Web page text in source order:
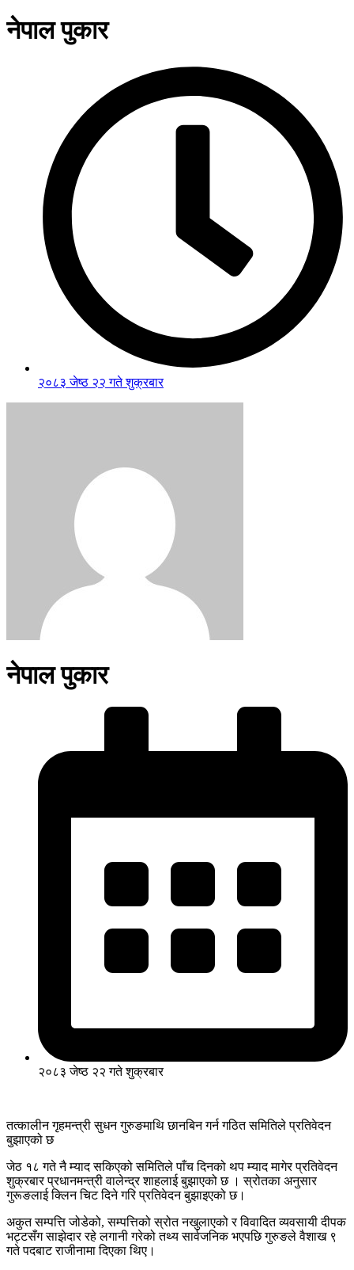
नेपाल पुकार
२०८३ जेष्ठ २२ गते शुक्रबार
नेपाल पुकार
२०८३ जेष्ठ २२ गते शुक्रबार
तत्कालीन गृहमन्त्री सुधन गुरुङमाथि छानबिन गर्न गठित समितिले प्रतिवेदन
बुझाएको छ
जेठ १८ गते नै म्याद सकिएको समितिले पाँच दिनको थप म्याद मागेर प्रतिवेदन
शुक्रबार प्रधानमन्त्री वालेन्द्र शाहलाई बुझाएको छ । स्रोतका अनुसार
गुरूङलाई क्लिन चिट दिने गरि प्रतिवेदन बुझाइएको छ।
अकुत सम्पत्ति जोडेको, सम्पत्तिको स्रोत नखुलाएको र विवादित व्यवसायी दीपक
भट्टसँग साझेदार रहे लगानी गरेको तथ्य सार्वजनिक भएपछि गुरुङले वैशाख ९
गते पदबाट राजीनामा दिएका थिए।